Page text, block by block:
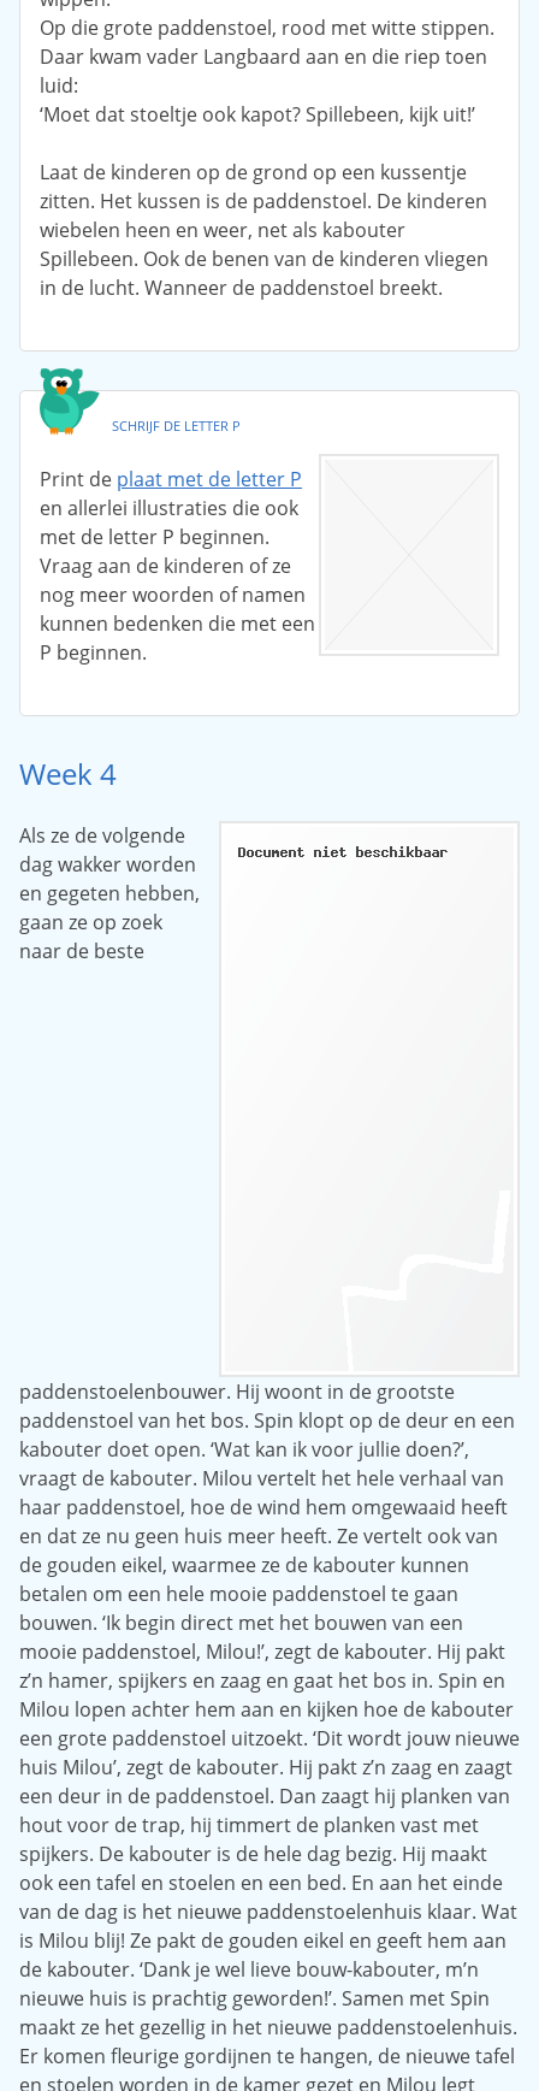
Op die grote paddenstoel, rood met witte stippen.
Daar kwam vader Langbaard aan en die riep toen
luid:
‘Moet dat stoeltje ook kapot? Spillebeen, kijk uit!’
Laat de kinderen op de grond op een kussentje
zitten. Het kussen is de paddenstoel. De kinderen
wiebelen heen en weer, net als kabouter
Spillebeen. Ook de benen van de kinderen vliegen
in de lucht. Wanneer de paddenstoel breekt.
SCHRIJF DE LETTER P
Print de plaat met de letter P
en allerlei illustraties die ook
met de letter P beginnen.
Vraag aan de kinderen of ze
nog meer woorden of namen
kunnen bedenken die met een
P beginnen.
Week 4
Als ze de volgende
dag wakker worden
en gegeten hebben,
gaan ze op zoek
naar de beste
paddenstoelenbouwer. Hij woont in de grootste
paddenstoel van het bos. Spin klopt op de deur en een
kabouter doet open. ‘Wat kan ik voor jullie doen?’,
vraagt de kabouter. Milou vertelt het hele verhaal van
haar paddenstoel, hoe de wind hem omgewaaid heeft
en dat ze nu geen huis meer heeft. Ze vertelt ook van
de gouden eikel, waarmee ze de kabouter kunnen
betalen om een hele mooie paddenstoel te gaan
bouwen. ‘Ik begin direct met het bouwen van een
mooie paddenstoel, Milou!’, zegt de kabouter. Hij pakt
z’n hamer, spijkers en zaag en gaat het bos in. Spin en
Milou lopen achter hem aan en kijken hoe de kabouter
een grote paddenstoel uitzoekt. ‘Dit wordt jouw nieuwe
huis Milou’, zegt de kabouter. Hij pakt z’n zaag en zaagt
een deur in de paddenstoel. Dan zaagt hij planken van
hout voor de trap, hij timmert de planken vast met
spijkers. De kabouter is de hele dag bezig. Hij maakt
ook een tafel en stoelen en een bed. En aan het einde
van de dag is het nieuwe paddenstoelenhuis klaar. Wat
is Milou blij! Ze pakt de gouden eikel en geeft hem aan
de kabouter. ‘Dank je wel lieve bouw-kabouter, m’n
nieuwe huis is prachtig geworden!’. Samen met Spin
maakt ze het gezellig in het nieuwe paddenstoelenhuis.
Er komen fleurige gordijnen te hangen, de nieuwe tafel
en stoelen worden in de kamer gezet en Milou legt